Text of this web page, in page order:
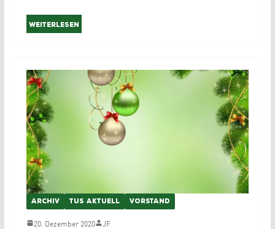
Weiterlesen
ARCHIV TUS AKTUELL VORSTAND
20. Dezember 2020 JF